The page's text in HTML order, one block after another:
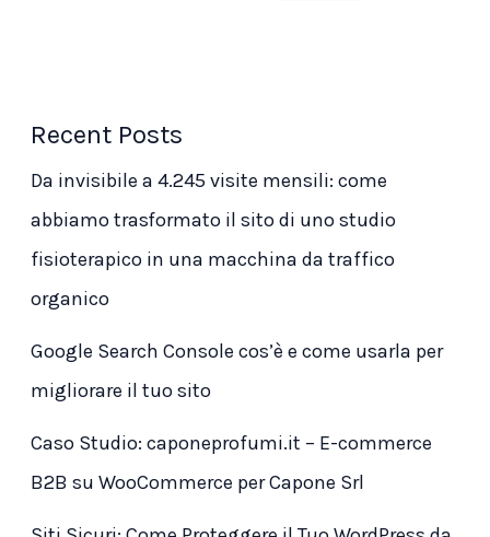
Recent Posts
Da invisibile a 4.245 visite mensili: come
abbiamo trasformato il sito di uno studio
fisioterapico in una macchina da traffico
organico
Google Search Console cos’è e come usarla per
migliorare il tuo sito
Caso Studio: caponeprofumi.it – E-commerce
B2B su WooCommerce per Capone Srl